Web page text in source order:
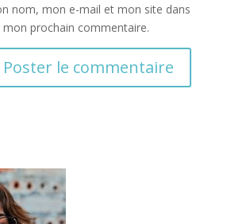
nom, mon e-mail et mon site dans
prochain commentaire.